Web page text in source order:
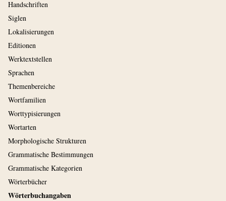
Handschriften
Siglen
Lokalisierungen
Editionen
Werktextstellen
Sprachen
Themenbereiche
Wortfamilien
Worttypisierungen
Wortarten
Morphologische Strukturen
Grammatische Bestimmungen
Grammatische Kategorien
Wörterbücher
Wörterbuchangaben